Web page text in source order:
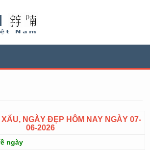
NGÀY ĐẸP HÔM NAY NGÀY 07-
06-2026
ngày